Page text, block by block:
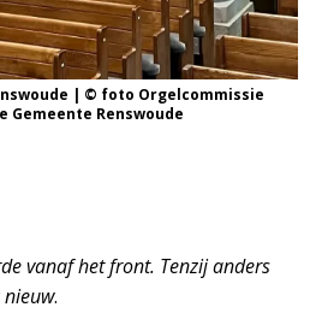
| © foto Orgelcommissie
Gemeente Renswoude
vanaf het front. Tenzij anders
.